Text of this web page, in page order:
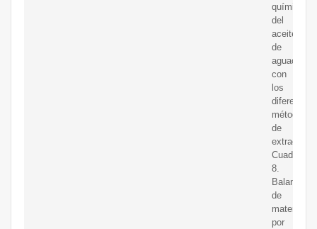
químicas
del
aceite
de
aguacate
con
los
diferentes
métodos
de
extracción.
Cuadro
8.
Balance
de
materia
por